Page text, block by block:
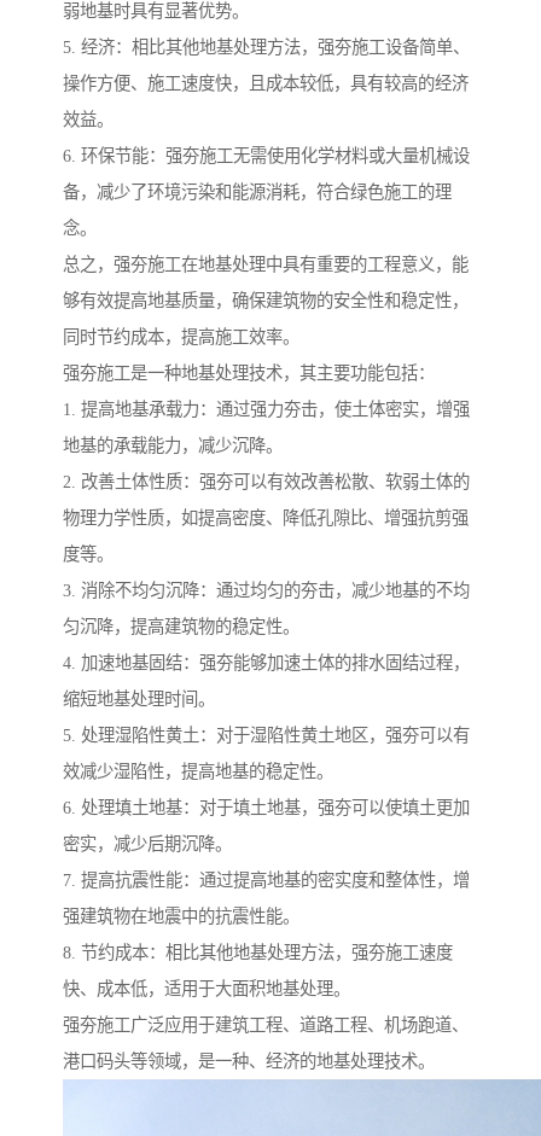
弱地基时具有显著优势。
5. 经济：相比其他地基处理方法，强夯施工设备简单、
操作方便、施工速度快，且成本较低，具有较高的经济
效益。
6. 环保节能：强夯施工无需使用化学材料或大量机械设
备，减少了环境污染和能源消耗，符合绿色施工的理
念。
总之，强夯施工在地基处理中具有重要的工程意义，能
够有效提高地基质量，确保建筑物的安全性和稳定性，
同时节约成本，提高施工效率。
强夯施工是一种地基处理技术，其主要功能包括：
1. 提高地基承载力：通过强力夯击，使土体密实，增强
地基的承载能力，减少沉降。
2. 改善土体性质：强夯可以有效改善松散、软弱土体的
物理力学性质，如提高密度、降低孔隙比、增强抗剪强
度等。
3. 消除不均匀沉降：通过均匀的夯击，减少地基的不均
匀沉降，提高建筑物的稳定性。
4. 加速地基固结：强夯能够加速土体的排水固结过程，
缩短地基处理时间。
5. 处理湿陷性黄土：对于湿陷性黄土地区，强夯可以有
效减少湿陷性，提高地基的稳定性。
6. 处理填土地基：对于填土地基，强夯可以使填土更加
密实，减少后期沉降。
7. 提高抗震性能：通过提高地基的密实度和整体性，增
强建筑物在地震中的抗震性能。
8. 节约成本：相比其他地基处理方法，强夯施工速度
快、成本低，适用于大面积地基处理。
强夯施工广泛应用于建筑工程、道路工程、机场跑道、
港口码头等领域，是一种、经济的地基处理技术。